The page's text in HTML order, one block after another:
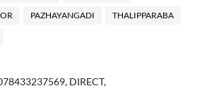
PAZHAYANGADI THALIPPARABA
DIRECT,